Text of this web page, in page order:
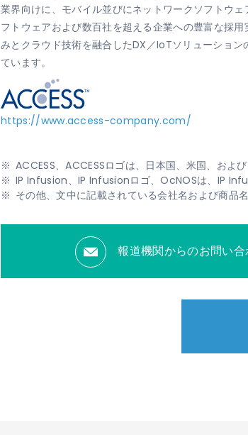
業界向けに、モバイル並びにネットワークソフトウ
フトウェアおよび数百社を超える企業への豊富な採
みとクラウド技術を融合したDX／IoTソリューショ
ています。
https://www.access-company.com/
ACCESS、ACCESSロゴは、日本国、米国、およ
IP Infusion、IP Infusionロゴ、OcNOSは、IP
その他、文中に記載されている会社名および商品
報道機関からのお問い合